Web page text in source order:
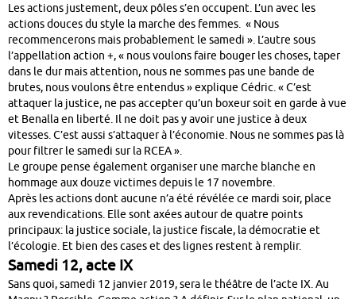
Les actions justement, deux pôles s’en occupent. L’un avec les
actions douces du style la marche des femmes. « Nous
recommencerons mais probablement le samedi ». L’autre sous
l’appellation action +, « nous voulons faire bouger les choses, taper
dans le dur mais attention, nous ne sommes pas une bande de
brutes, nous voulons être entendus » explique Cédric. « C’est
attaquer la justice, ne pas accepter qu’un boxeur soit en garde à vue
et Benalla en liberté. Il ne doit pas y avoir une justice à deux
vitesses. C’est aussi s’attaquer à l’économie. Nous ne sommes pas là
pour filtrer le samedi sur la RCEA ».
Le groupe pense également organiser une marche blanche en
hommage aux douze victimes depuis le 17 novembre.
Après les actions dont aucune n’a été révélée ce mardi soir, place
aux revendications. Elle sont axées autour de quatre points
principaux: la justice sociale, la justice fiscale, la démocratie et
l’écologie. Et bien des cases et des lignes restent à remplir.
Samedi 12, acte IX
Sans quoi, samedi 12 janvier 2019, sera le théâtre de l’acte IX. Au